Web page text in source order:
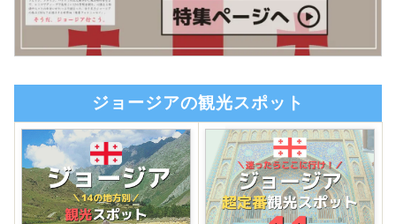
ジョージアの観光スポット